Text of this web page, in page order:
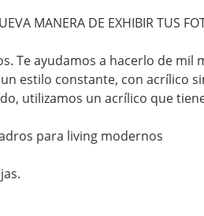
MANERA DE EXHIBIR TUS
Te ayudamos a hacerlo de
estilo constante, con acrílico
utilizamos un acrílico que
para living modernos